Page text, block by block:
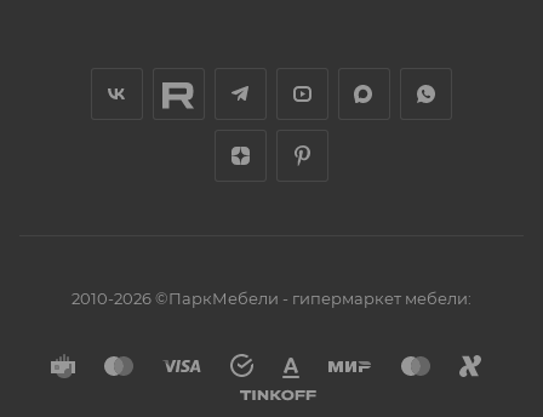
2010-2026 ©ПаркМебели - гипермаркет мебели: